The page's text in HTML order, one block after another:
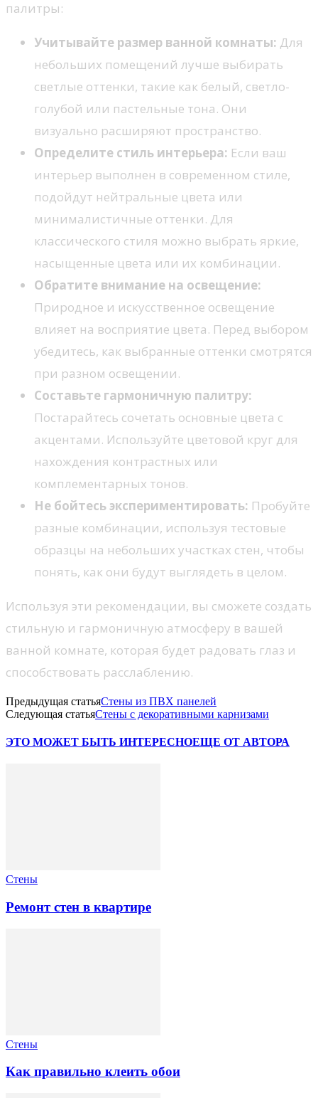
палитры:
Учитывайте размер ванной комнаты: Для
небольших помещений лучше выбирать
светлые оттенки, такие как белый, светло-
голубой или пастельные тона. Они
визуально расширяют пространство.
Определите стиль интерьера: Если ваш
интерьер выполнен в современном стиле,
подойдут нейтральные цвета или
минималистичные оттенки. Для
классического стиля можно выбрать яркие,
насыщенные цвета или их комбинации.
Обратите внимание на освещение:
Природное и искусственное освещение
влияет на восприятие цвета. Перед выбором
убедитесь, как выбранные оттенки смотрятся
при разном освещении.
Составьте гармоничную палитру:
Постарайтесь сочетать основные цвета с
акцентами. Используйте цветовой круг для
нахождения контрастных или
комплементарных тонов.
Не бойтесь экспериментировать: Пробуйте
разные комбинации, используя тестовые
образцы на небольших участках стен, чтобы
понять, как они будут выглядеть в целом.
Используя эти рекомендации, вы сможете создать
стильную и гармоничную атмосферу в вашей
ванной комнате, которая будет радовать глаз и
способствовать расслаблению.
Предыдущая статьяСтены из ПВХ панелей
Следующая статьяСтены с декоративными карнизами
ЭТО МОЖЕТ БЫТЬ ИНТЕРЕСНОЕЩЕ ОТ АВТОРА
Стены
Ремонт стен в квартире
Стены
Как правильно клеить обои